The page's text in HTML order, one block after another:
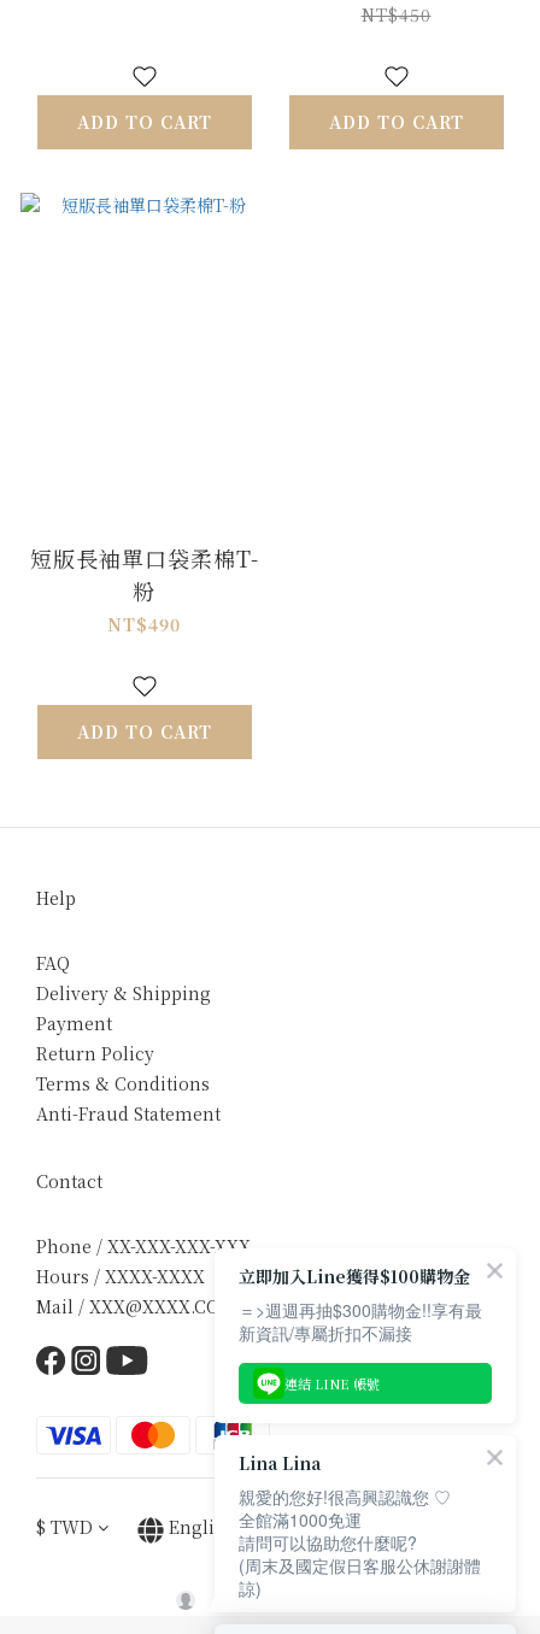
ADD TO CART
NT$450
ADD TO CART
短版長袖單口袋柔棉T-
粉
NT$490
ADD TO CART
Help
FAQ
Delivery & Shipping
Payment
Return Policy
Terms & Conditions
Anti-Fraud Statement
Contact
Phone / XX-XXX-XXX-XXX
Hours / XXXX-XXXX
Mail / XXX@XXXX.COM
$ TWD English
立即加入Line獲得$100購物金
＝>週週再抽$300購物金!!享有最
新資訊/專屬折扣不漏接
連結 LINE 帳號
Lina Lina
親愛的您好!很高興認識您 ♡
全館滿1000免運
請問可以協助您什麼呢?
(周末及國定假日客服公休謝謝體
諒)